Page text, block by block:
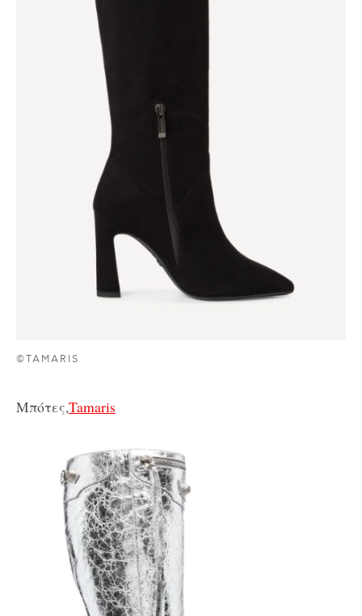
©TAMARIS
Μπότες,Tamaris